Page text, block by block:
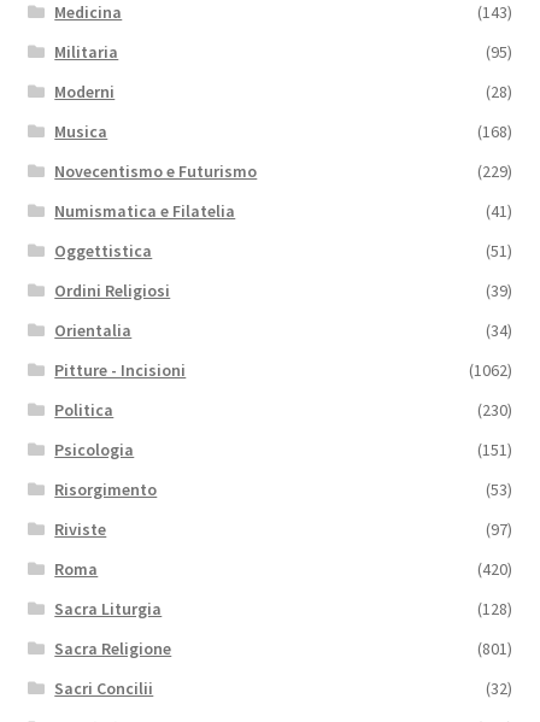
Medicina
(143)
Militaria
(95)
Moderni
(28)
Musica
(168)
Novecentismo e Futurismo
(229)
Numismatica e Filatelia
(41)
Oggettistica
(51)
Ordini Religiosi
(39)
Orientalia
(34)
Pitture - Incisioni
(1062)
Politica
(230)
Psicologia
(151)
Risorgimento
(53)
Riviste
(97)
Roma
(420)
Sacra Liturgia
(128)
Sacra Religione
(801)
Sacri Concilii
(32)